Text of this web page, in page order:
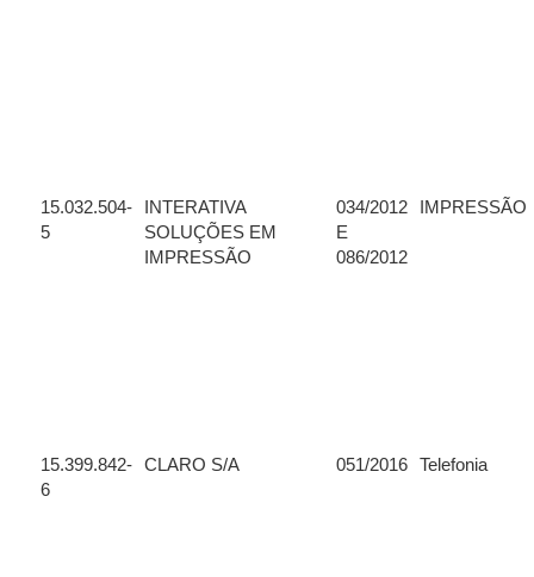
15.032.504-
5
INTERATIVA
SOLUÇÕES EM
IMPRESSÃO
034/2012
E
086/2012
IMPRESSÃO
15.399.842-
6
CLARO S/A 051/2016 Telefonia